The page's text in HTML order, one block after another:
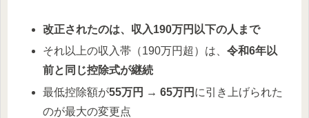
改正されたのは、収入190万円以下の人まで
それ以上の収入帯（190万円超）は、令和6年以
前と同じ控除式が継続
最低控除額が55万円 → 65万円 に引き上げられた
のが最大の変更点